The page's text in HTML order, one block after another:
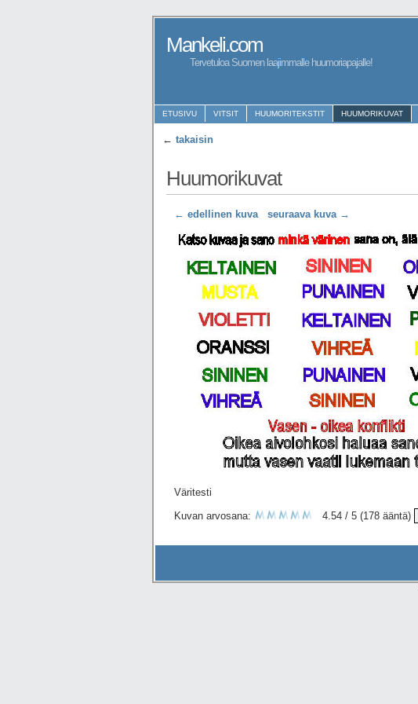
Mankeli.com
Tervetuloa Suomen laajimmalle huumoriapajalle!
ETUSIVU VITSIT HUUMORITEKSTIT HUUMORIKUVAT
← takaisin
Huumorikuvat
← edellinen kuva seuraava kuva →
Väritesti
Kuvan arvosana:
4.54 / 5 (178 ääntä)